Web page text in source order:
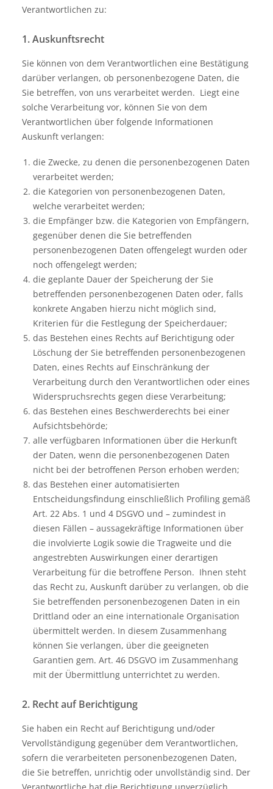
Verantwortlichen zu:
1. Auskunftsrecht
Sie können von dem Verantwortlichen eine Bestätigung
darüber verlangen, ob personenbezogene Daten, die
Sie betreffen, von uns verarbeitet werden. Liegt eine
solche Verarbeitung vor, können Sie von dem
Verantwortlichen über folgende Informationen
Auskunft verlangen:
die Zwecke, zu denen die personenbezogenen Daten
verarbeitet werden;
die Kategorien von personenbezogenen Daten,
welche verarbeitet werden;
die Empfänger bzw. die Kategorien von Empfängern,
gegenüber denen die Sie betreffenden
personenbezogenen Daten offengelegt wurden oder
noch offengelegt werden;
die geplante Dauer der Speicherung der Sie
betreffenden personenbezogenen Daten oder, falls
konkrete Angaben hierzu nicht möglich sind,
Kriterien für die Festlegung der Speicherdauer;
das Bestehen eines Rechts auf Berichtigung oder
Löschung der Sie betreffenden personenbezogenen
Daten, eines Rechts auf Einschränkung der
Verarbeitung durch den Verantwortlichen oder eines
Widerspruchsrechts gegen diese Verarbeitung;
das Bestehen eines Beschwerderechts bei einer
Aufsichtsbehörde;
alle verfügbaren Informationen über die Herkunft
der Daten, wenn die personenbezogenen Daten
nicht bei der betroffenen Person erhoben werden;
das Bestehen einer automatisierten
Entscheidungsfindung einschließlich Profiling gemäß
Art. 22 Abs. 1 und 4 DSGVO und – zumindest in
diesen Fällen – aussagekräftige Informationen über
die involvierte Logik sowie die Tragweite und die
angestrebten Auswirkungen einer derartigen
Verarbeitung für die betroffene Person. Ihnen steht
das Recht zu, Auskunft darüber zu verlangen, ob die
Sie betreffenden personenbezogenen Daten in ein
Drittland oder an eine internationale Organisation
übermittelt werden. In diesem Zusammenhang
können Sie verlangen, über die geeigneten
Garantien gem. Art. 46 DSGVO im Zusammenhang
mit der Übermittlung unterrichtet zu werden.
2. Recht auf Berichtigung
Sie haben ein Recht auf Berichtigung und/oder
Vervollständigung gegenüber dem Verantwortlichen,
sofern die verarbeiteten personenbezogenen Daten,
die Sie betreffen, unrichtig oder unvollständig sind. Der